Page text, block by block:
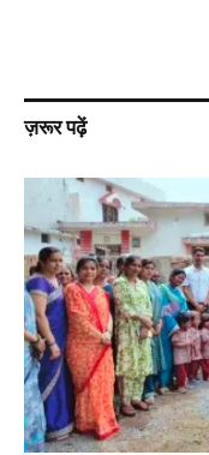
ज़रूर पढ़ें